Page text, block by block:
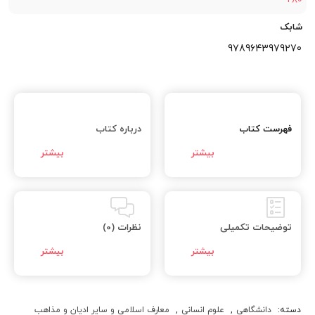
شابک
9789643979270
فهرست کتاب درباره کتاب
توضیحات تکمیلی نظرات (0)
دسته: دانشگاهی , علوم انسانی , معارف اسلامی و سایر ادیان و مذاهب